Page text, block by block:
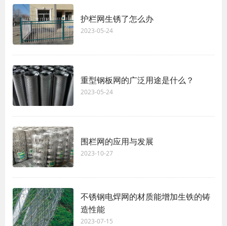
护栏网生锈了怎么办
2023-05-24
重型钢板网的广泛用途是什么？
2023-05-24
围栏网的应用与发展
2023-10-27
不锈钢电焊网的材质能增加生铁的铸
造性能
2023-07-15